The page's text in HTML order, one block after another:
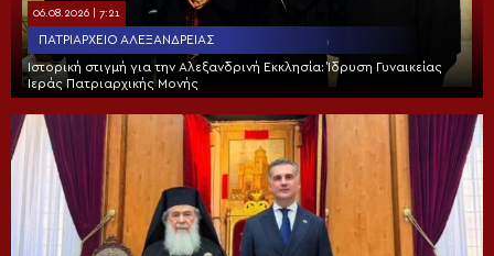
06.08.2026 | 7:21
ΠΑΤΡΙΑΡΧΕΊΟ ΑΛΕΞΑΝΔΡΕΊΑΣ
Ιστορική στιγμή για την Αλεξανδρινή Εκκλησία: Ίδρυση Γυναικείας
Ιεράς Πατριαρχικής Μονής